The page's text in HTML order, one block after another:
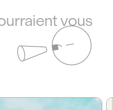
vous